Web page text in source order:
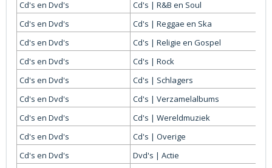
Cd's en Dvd's
Cd's | R&B en Soul
Cd's en Dvd's
Cd's | Reggae en Ska
Cd's en Dvd's
Cd's | Religie en Gospel
Cd's en Dvd's
Cd's | Rock
Cd's en Dvd's
Cd's | Schlagers
Cd's en Dvd's
Cd's | Verzamelalbums
Cd's en Dvd's
Cd's | Wereldmuziek
Cd's en Dvd's
Cd's | Overige
Cd's en Dvd's
Dvd's | Actie